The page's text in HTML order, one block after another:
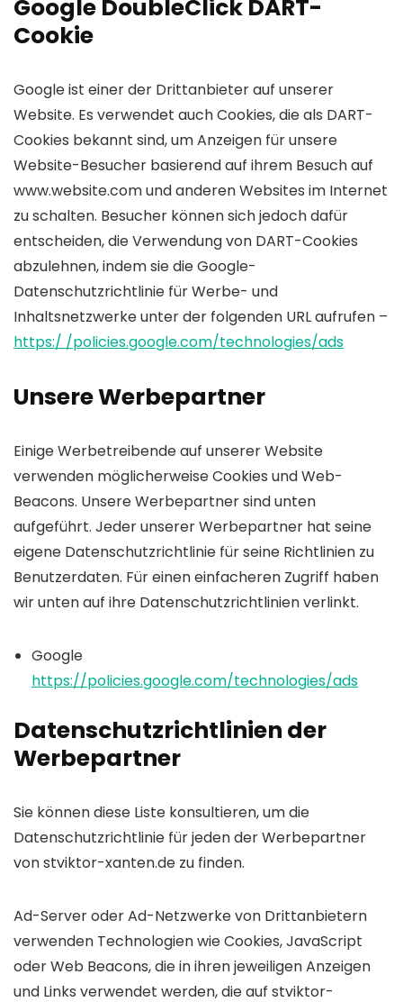
Google DoubleClick DART-
Cookie
Google ist einer der Drittanbieter auf unserer
Website. Es verwendet auch Cookies, die als DART-
Cookies bekannt sind, um Anzeigen für unsere
Website-Besucher basierend auf ihrem Besuch auf
www.website.com und anderen Websites im Internet
zu schalten. Besucher können sich jedoch dafür
entscheiden, die Verwendung von DART-Cookies
abzulehnen, indem sie die Google-
Datenschutzrichtlinie für Werbe- und
Inhaltsnetzwerke unter der folgenden URL aufrufen –
https:/ /policies.google.com/technologies/ads
Unsere Werbepartner
Einige Werbetreibende auf unserer Website
verwenden möglicherweise Cookies und Web-
Beacons. Unsere Werbepartner sind unten
aufgeführt. Jeder unserer Werbepartner hat seine
eigene Datenschutzrichtlinie für seine Richtlinien zu
Benutzerdaten. Für einen einfacheren Zugriff haben
wir unten auf ihre Datenschutzrichtlinien verlinkt.
Google
https://policies.google.com/technologies/ads
Datenschutzrichtlinien der
Werbepartner
Sie können diese Liste konsultieren, um die
Datenschutzrichtlinie für jeden der Werbepartner
von stviktor-xanten.de zu finden.
Ad-Server oder Ad-Netzwerke von Drittanbietern
verwenden Technologien wie Cookies, JavaScript
oder Web Beacons, die in ihren jeweiligen Anzeigen
und Links verwendet werden, die auf stviktor-